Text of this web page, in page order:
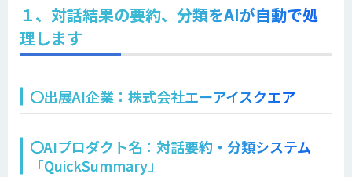
１、対話結果の要約、分類をAIが自動で処
理します
〇出展AI企業：株式会社エーアイスクエア
〇AIプロダクト名：対話要約・分類システム
「QuickSummary」